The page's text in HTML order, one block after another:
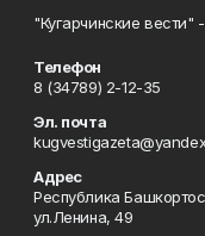
"Кугарчинские
Телефон
8 (34789) 2-12-35
Эл. почта
Адрес
Республика
ул.Ленина, 49